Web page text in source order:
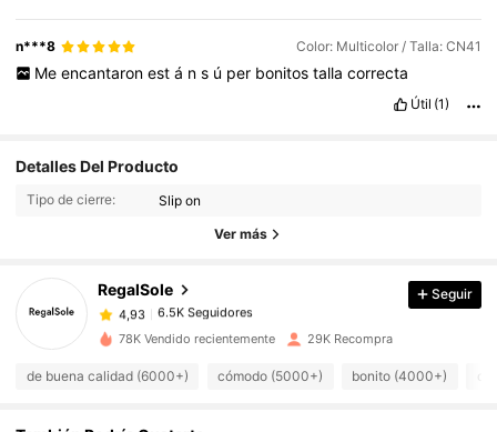
n***8 Color: Multicolor / Talla: CN41
Me encantaron est á n s ú per bonitos talla correcta
Útil (1)
Detalles Del Producto
Tipo de cierre: Slip on
Ver más
RegalSole
4,93 6.5K Seguidores
6.5K Seguidores
4,93
6.5K Seguidores
r***o
pagóHace 1 día
4,93
Seguir
78K Vendido recientemente 29K Recompra
de buena calidad (6000+) cómodo (5000+) bonito (4000+)